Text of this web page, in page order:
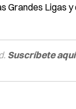
Grandes Ligas
Suscríbete aquí